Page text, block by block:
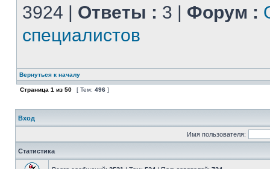
3924 | Ответы : 3 | Форум :
специалистов
Вернуться к началу
Страница 1 из 50 [ Тем: 496 ]
Вход
Имя пользователя:
Статистика